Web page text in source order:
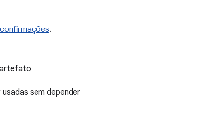
.
artefato
sem depender